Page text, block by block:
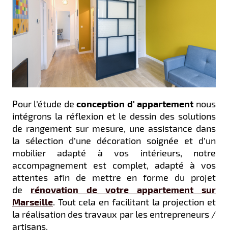
Pour l’étude de conception d' appartement nous
intégrons la réflexion et le dessin des solutions
de rangement sur mesure, une assistance dans
la sélection d’une décoration soignée et d’un
mobilier adapté à vos intérieurs, notre
accompagnement est complet, adapté à vos
attentes afin de mettre en forme du projet
de rénovation de votre appartement sur
Marseille. Tout cela en facilitant la projection et
la réalisation des travaux par les entrepreneurs /
artisans.